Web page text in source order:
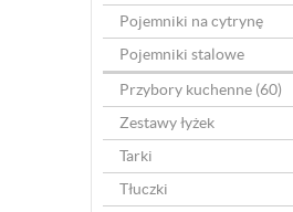
Pojemniki na cytrynę
Pojemniki stalowe
Przybory kuchenne (60)
Zestawy łyżek
Tarki
Tłuczki